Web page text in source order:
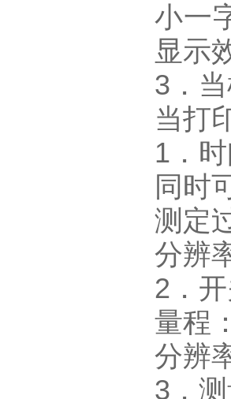
小一
显示
3．
当打
1．
同时
测定
分辨
2．
量程
分辨
3．